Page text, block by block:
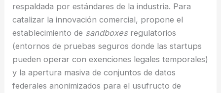
respaldada por estándares de la industria. Para
catalizar la innovación comercial, propone el
establecimiento de sandboxesregulatorios
(entornos de pruebas seguros donde las startups
pueden operar con exenciones legales temporales)
y la apertura masiva de conjuntos de datos
federales anonimizados para el usufructo de